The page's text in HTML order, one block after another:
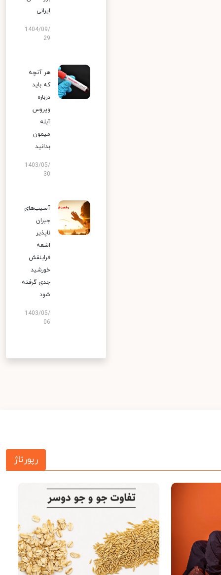
ایرانی
1404/09/
29
هر آنچه
که باید
درباره
ویروس
آبله
میمون
بدانید
1403/05/
30
آسیب‌های
جبران
ناپذیر
اشعه
فرابنفش
خورشید
جدی گرفته
شود
1403/05/
06
رپورتاژ